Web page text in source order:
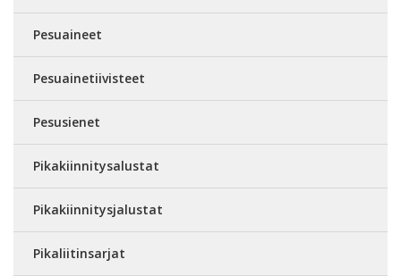
Pesuaineet
Pesuainetiivisteet
Pesusienet
Pikakiinnitysalustat
Pikakiinnitysjalustat
Pikaliitinsarjat